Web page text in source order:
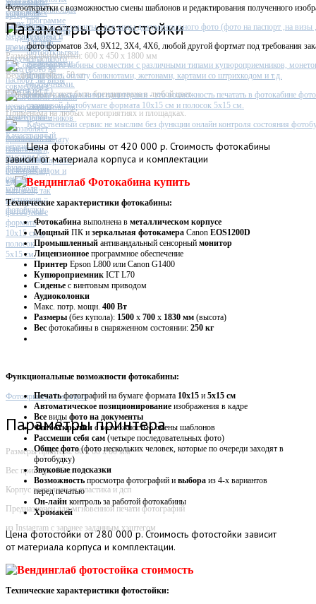
Параметры фотостойки
Размеры фотостойки: 600 х 450 х 1800 мм
Вес фотостойки: 50 кг
Фотостойка может быть брендирована в любой цвет
Применима на любых мероприятиях и площадках.
Фотопринтер Instargam
Параметры принтера
Размеры принтера: 60 х 60 х 60 мм
Вес принтера: 70 кг
Корпус выполнен из пластика и дсп
Предназначен для мгновенной печати фотографий
из Instagram с заранее заданным хэштегом
Фотооткрытки с возможностью смены шаблонов и редактирования полученного
Фото на документы - все виды документального фото (фото на паспорт ,на визы
фото форматов 3х4, 9X12, 3X4, 4X6, любой другой фортмат под требования
Софт фото кабины совместим с различными типами купюроприемников,
принимать оплату банкнотами, жетонами, картами со штрихкодом и т.д.
Работа с несколькими принтерами - это возможность печатать в фотокабине
глянцевой фотобумаге формата 10х15 см и полосок 5х15 см.
Качественный сервис не мыслим без функции онлайн контроля состояния
Ценафотокабины от 420 000 р. Стоимость фотокабины
зависит от материала корпуса и комплектации
Технические характеристики фотокабины:
Фотокабина выполнена в металлическом корпусе
Мощный ПК и зеркальная фотокамера Canon EOS1200D
Промышленный антивандальный сенсорный монитор
Лицензионное программное обеспечение
Принтер Epson L800 или Canon G1400
Купюроприемник ICT L70
Сиденье с винтовым приводом
Аудиоколонки
Макс. потр. мощн. 400 Вт
Размеры (без купола): 1500 х 700 х 1830 мм (высота)
Вес фотокабины в снаряженном состоянии: 250 кг
Функциональные возможности фотокабины:
Печатьфотографий на бумаге формата 10х15 и 5х15 см
Автоматическое позиционирование изображения в кадре
Все виды фото на документы
Фотооткрытки с возможностью смены шаблонов
Рассмеши себя сам (четыре последовательных фото)
Общее фото(фото нескольких человек, которые по очереди заходят в
фотобудку)
Звуковыеподсказки
Возможность просмотра фотографий и выбора из 4-х вариантов
перед печатью
Он-лайн контроль за работой фотокабины
Хромакей
Ценафотостойки от 280 000 р. Стоимость фотостойки зависит
от материала корпуса и комплектации.
Технические характеристики фотостойки: